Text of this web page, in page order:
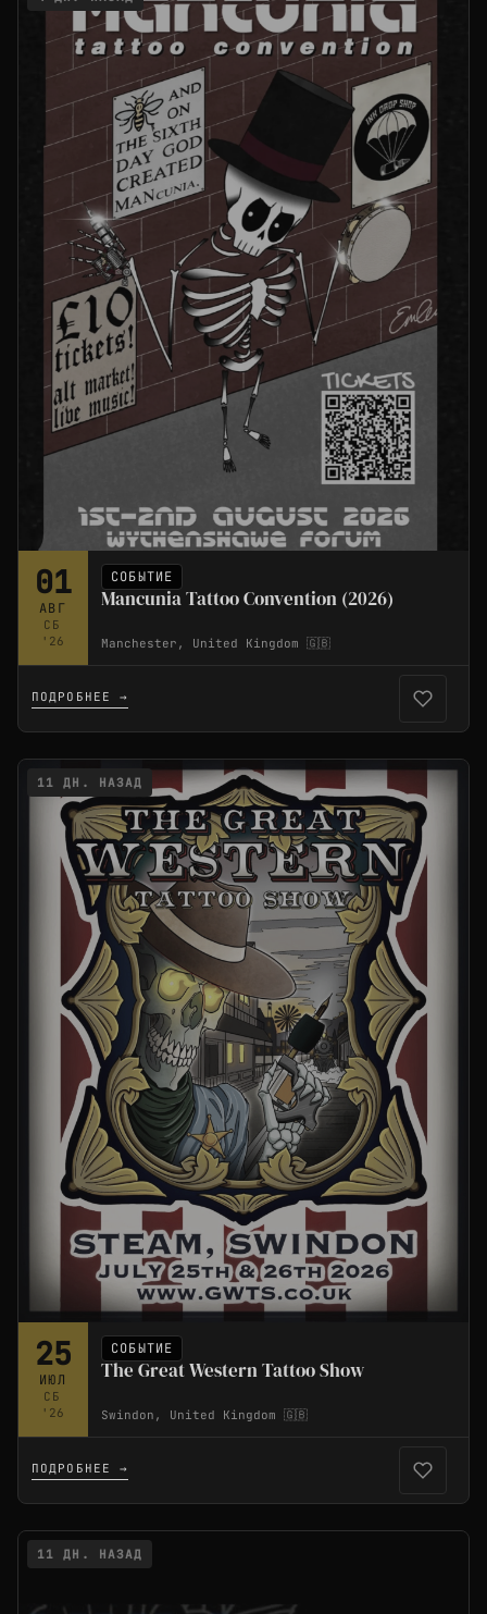
01
АВГ
СБ
'26
СОБЫТИЕ
Mancunia Tattoo Convention (2026)
Manchester, United Kingdom 🇬🇧
ПОДРОБНЕЕ →
11 ДН. НАЗАД
25
ИЮЛ
СБ
'26
СОБЫТИЕ
The Great Western Tattoo Show
Swindon, United Kingdom 🇬🇧
ПОДРОБНЕЕ →
11 ДН. НАЗАД